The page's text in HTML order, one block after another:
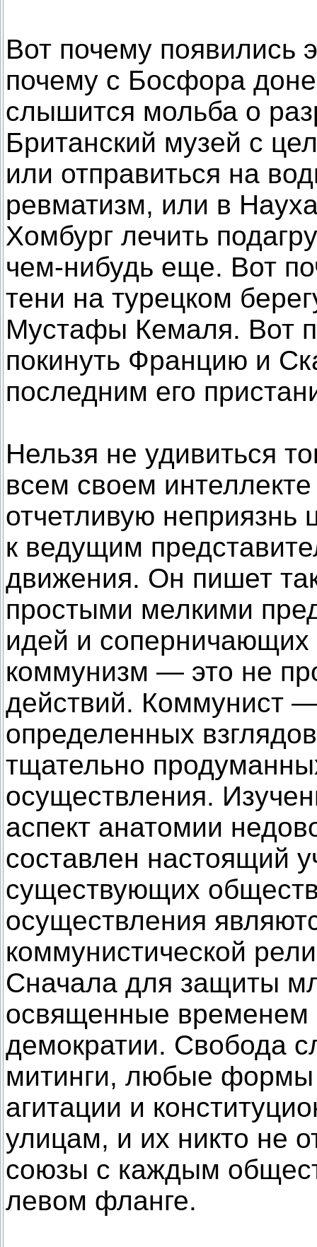
Вот почему появились
почему с Босфора
слышится мольба о
Британский музей с
или отправиться на
ревматизм, или в
Хомбург лечить
чем-нибудь еще. Вот
тени на турецком
Мустафы Кемаля. Вот
покинуть Францию и
последним его
Нельзя не удивиться
всем своем
отчетливую неприязнь
к ведущим
движения. Он пишет
простыми мелкими
идей и соперничающих
коммунизм — это не
действий. Коммунист
определенных
тщательно
осуществления.
аспект анатомии
составлен настоящий
существующих
осуществления
коммунистической
Сначала для защиты
освященные временем
демократии. Свобода
митинги, любые формы
агитации и
улицам, и их никто не
союзы с каждым
левом фланге.